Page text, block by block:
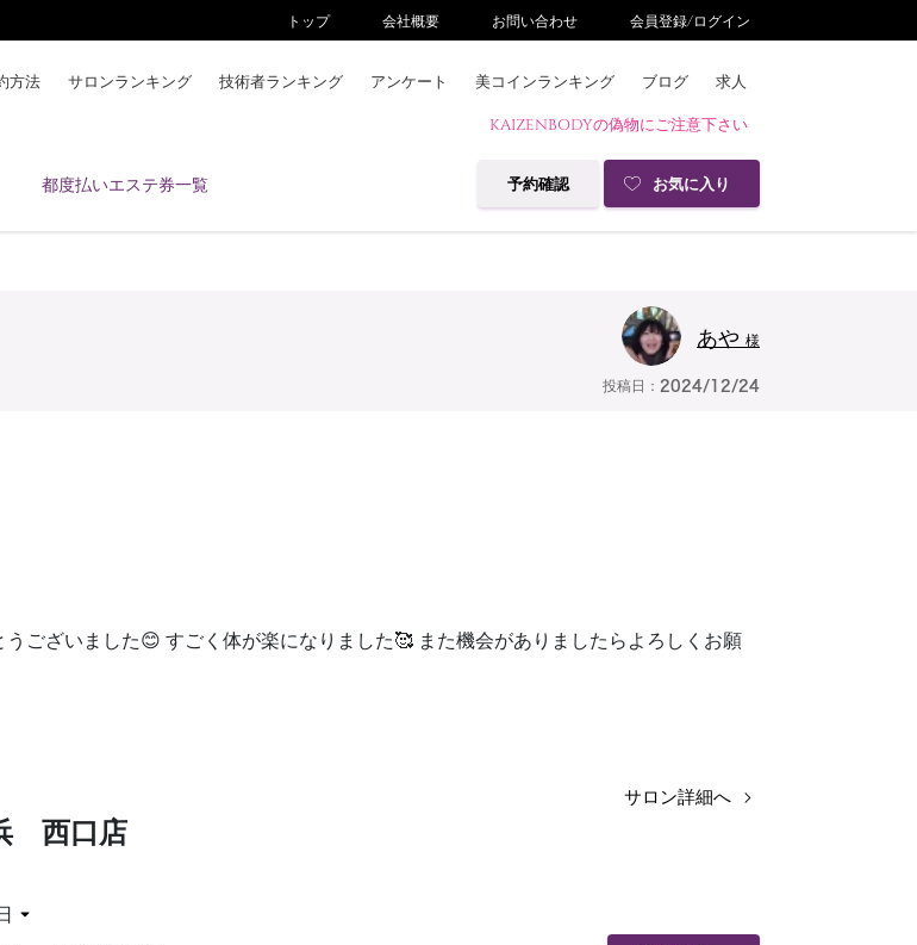
トップ 会社概要 お問い合わせ 会員登録/ログイン
方法 サロンランキング 技術者ランキング アンケート 美コインランキング ブログ 求人
KAIZENBODYの偽物にご注意下さい
都度払いエステ券一覧 予約確認 お気に入り
お支払い方法
予約方法
お問い合わせ
あや 様
投稿日： 2024/12/24
ございました😊 すごく体が楽になりました🥰 また機会がありましたらよろしくお願
西口店
サロン詳細へ